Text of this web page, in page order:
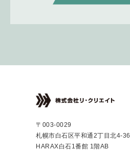
〒003-0029
札幌市白石区平和通2丁目北4-36
HARAX白石1番館 1階AB